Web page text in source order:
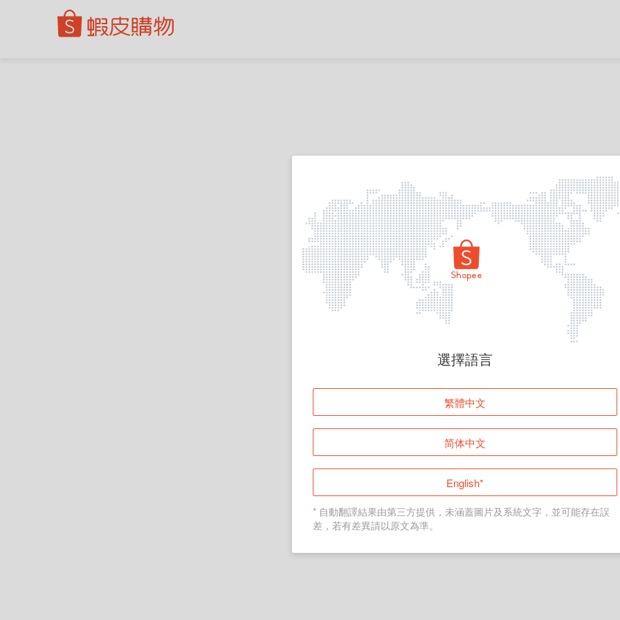
頁面無法顯示
登入
返回首頁
選擇語言
繁體中文
简体中文
English*
* 自動翻譯結果由第三方提供，未涵蓋圖片及系統文字，並可能存在誤
差，若有差異請以原文為準。